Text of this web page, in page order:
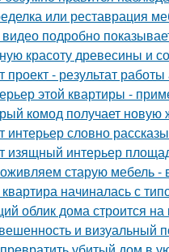
или реставрация
подробно
красоту древесины и
проект - результат
этой квартиры -
комод получает новую
интерьер словно
изящный интерьер
старую мебель -
начиналась с
облик дома строится на
и визуальный